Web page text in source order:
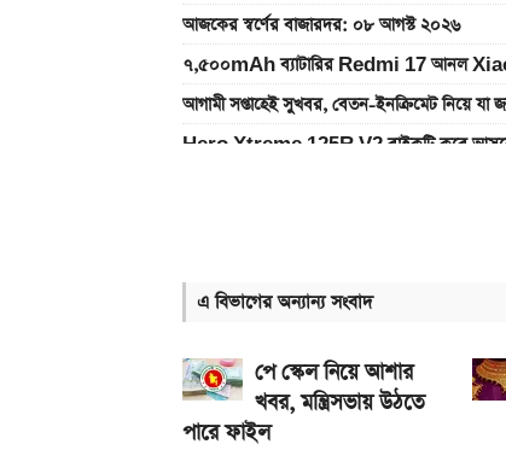
আজকের স্বর্ণের বাজারদর: ০৮ আগস্ট ২০২৬
৭,৫০০mAh ব্যাটারির Redmi 17 আনল
আগামী সপ্তাহেই সুখবর, বেতন-ইনক্রিমেট নিয়ে যা
Hero Xtreme 125R V2 বাইকটি কবে আসবে
iQOO Z11-এ থাকছে ৬.৮৩ ইঞ্চির কার্ভড
এ বিভাগের অন্যান্য সংবাদ
পে স্কেল নিয়ে আশার
খবর, মন্ত্রিসভায় উঠতে
পারে ফাইল